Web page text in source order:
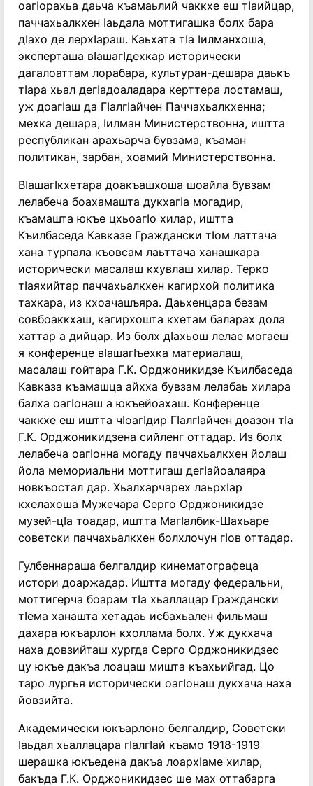
оагӏорахьа даьча къамаьлий чаккхе еш тӏаийцар,
паччахьалкхен ӏаьдала моттигашка болх бара
дӏахо де лерхӏараш. Каьхата тӏа ӏилманхоша,
эксперташа вӏашагӏдехкар исторически
дагалоаттам лорабара, культуран-дешара даькъ
тӏара хьал дегӏадоаладара керттера лостамаш,
уж доагӏаш да Гӏалгӏайчен Паччахьалкхенна;
мехка дешара, ӏилман Министерствонна, иштта
республикан арахьарча бувзама, къаман
политикан, зарбан, хоамий Министерствонна.
Вӏашагӏкхетара доакъашхоша шоайла бувзам
лелабеча боахамашта дукхагӏа могадир,
къамашта юкъе цхьоагӏо хилар, иштта
Къилбаседа Кавказе Граждански тӏом латтача
хана турпала къовсам лаьттача ханашкара
исторически масалаш кхувлаш хилар. Терко
тӏаяхийтар паччахьалкхен кагирхой политика
тахкара, из кхоачашъяра. Даьхенцара безам
совбоаккхаш, кагирхошта кхетам баларах дола
хаттар а дийцар. Из болх дӏахьош лелае могаеш
я конференце вӏашагӏъехка материалаш,
масалаш гойтара Г.К. Орджоникидзе Къилбаседа
Кавказа къамашца айхха бувзам лелабаь хилара
балха оагӏонаш а юкъейоахаш. Конференце
чаккхе еш иштта чӏоагӏдир Гӏалгӏайчен доазон тӏа
Г.К. Орджоникидзена сийленг оттадар. Из болх
лелабеча оагӏонна могаду паччахьалкхен йолаш
йола мемориальни моттигаш дегӏайоалаяра
новкъостал дар. Хьалхарчарех лаьрхӏар
кхелахоша Мужечара Серго Орджоникидзе
музей-цӏа тоадар, иштта Магӏалбик-Шахьаре
советски паччахьалкхен болхлочун гӏов оттадар.
Гулбеннараша белгалдир кинематографеца
истори доаржадар. Иштта могаду федеральни,
моттигерча боарам тӏа хьаллацар Граждански
тӏема ханашта хетадаь исбахьален фильмаш
дахара юкъарлон кхоллама болх. Уж дукхача
наха довзийташ хургда Серго Орджоникидзес
цу юкъе дакъа лоацаш мишта къахьийгад. Цо
таро лургья исторически оагӏонаш дукхача наха
йовзийта.
Академически юкъарлоно белгалдир, Советски
ӏаьдал хьаллацара гӏалгӏай къамо 1918-1919
шерашка юкъедена дакъа лоархӏаме хилар,
бакъда Г.К. Орджоникидзес ше мах оттабарга